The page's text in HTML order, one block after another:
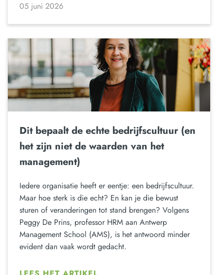
05 juni 2026
Dit bepaalt de echte bedrijfscultuur (en
het zijn niet de waarden van het
management)
Iedere organisatie heeft er eentje: een bedrijfscultuur.
Maar hoe sterk is die echt? En kan je die bewust
sturen of veranderingen tot stand brengen? Volgens
Peggy De Prins, professor HRM aan Antwerp
Management School (AMS), is het antwoord minder
evident dan vaak wordt gedacht.